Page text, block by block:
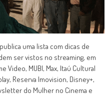
uma lista com dicas de
ser vistos no streaming, em
Video, MUBI, Max, Itaú Cultural
Reserva Imovision, Disney+,
do Mulher no Cinema e